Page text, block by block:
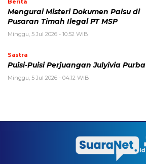
Mengurai Misteri Dokumen Palsu di
Pusaran Timah Ilegal PT MSP
Minggu, 5 Jul 2026 - 10:52 WIB
Sastra
Puisi-Puisi Perjuangan Julyivia Purba
Minggu, 5 Jul 2026 - 04:12 WIB